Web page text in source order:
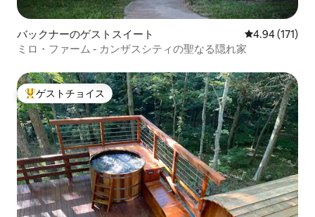
バックナーのゲストスイート レビュー171
4.94 (171)
ミロ・ファーム - カンザスシティの聖なる隠れ家
大好評のゲストチョイスです。
ゲストチョイス